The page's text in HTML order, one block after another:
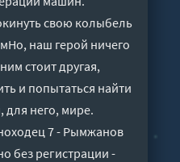
свою колыбель
наш герой ничего
стоит другая,
и попытаться найти
для него, мире.
7 - Рымжанов
без регистрации -